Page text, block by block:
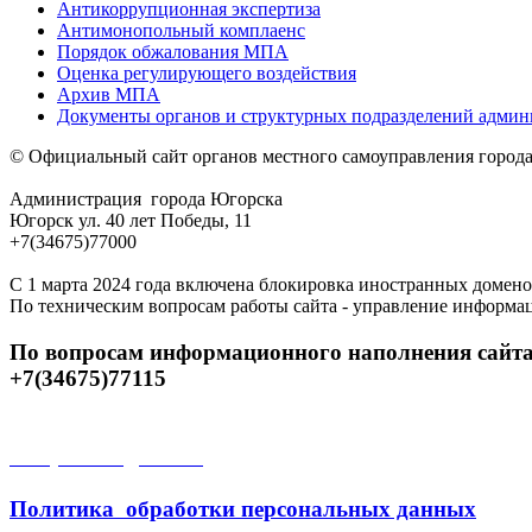
Антикоррупционная экспертиза
Антимонопольный комплаенс
Порядок обжалования МПА
Оценка регулирующего воздействия
Архив МПА
Документы органов и структурных подразделений
© Официальный сайт органов местного самоуправления
Администрация города Югорска
Югорск ул. 40 лет Победы, 11
+7(34675)77000
С 1 марта 2024 года включена блокировка иностранных
По техническим вопросам работы сайта - управление
По вопросам информационного наполнения
+7(34675)77115
Политика обработки персональных данных